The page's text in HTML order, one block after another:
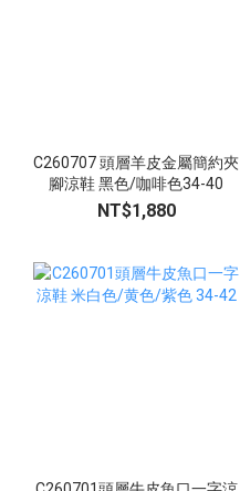
C260707 頭層羊皮金屬簡約夾
腳涼鞋 黑色/咖啡色34-40
NT$1,880